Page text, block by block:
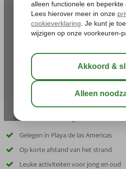
04:20
Gelegen in Playa de las Americas
Op korte afstand van het strand
Leuke activiteiten voor jong en oud